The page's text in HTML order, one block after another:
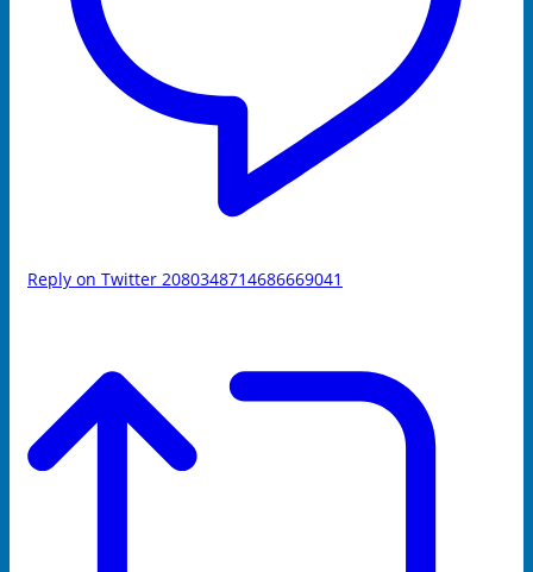
Reply on Twitter 2080348714686669041